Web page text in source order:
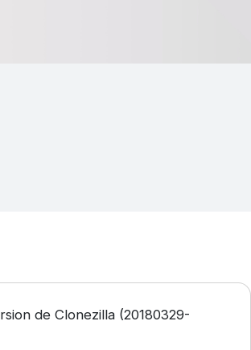
de Clonezilla (20180329-